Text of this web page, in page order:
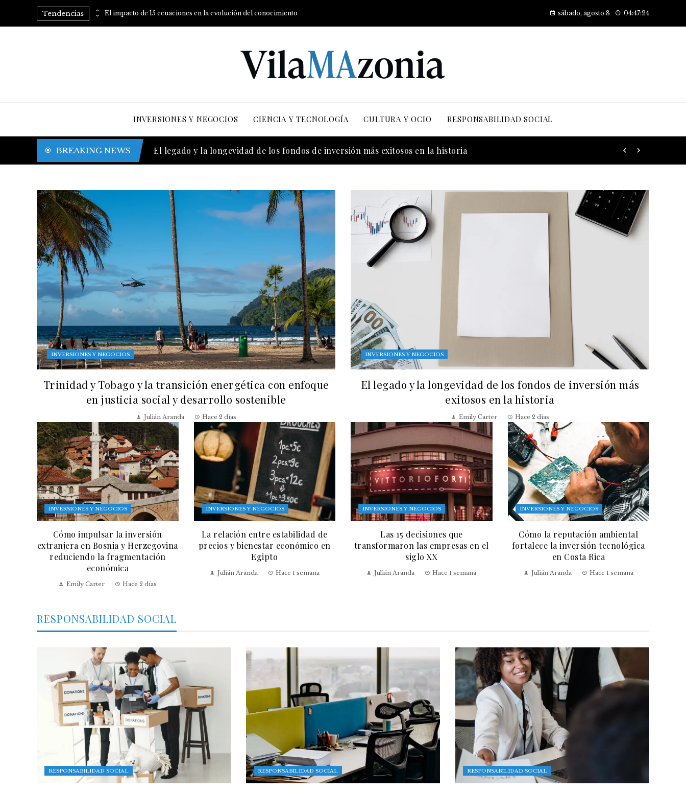
Tendencias Consejos prácticos para eliminar el azúcar añadido de tu dieta El impacto de 15 ecuaciones en la evolución del conocimiento sábado, agosto 8 04:47:26
INVERSIONES Y NEGOCIOS CIENCIA Y TECNOLOGÍA CULTURA Y OCIO RESPONSABILIDAD SOCIAL
BREAKING NEWS El legado y la longevidad de los fondos de inversión más exitosos en la historia
INVERSIONES Y NEGOCIOS
Trinidad y Tobago y la transición energética con enfoque
en justicia social y desarrollo sostenible
Julián Aranda Hace 2 días
INVERSIONES Y NEGOCIOS
El legado y la longevidad de los fondos de inversión más
exitosos en la historia
Emily Carter Hace 2 días
INVERSIONES Y NEGOCIOS
Cómo impulsar la inversión
extranjera en Bosnia y Herzegovina
reduciendo la fragmentación
económica
Emily Carter Hace 2 días
INVERSIONES Y NEGOCIOS
La relación entre estabilidad de
precios y bienestar económico en
Egipto
Julián Aranda Hace 1 semana
INVERSIONES Y NEGOCIOS
Las 15 decisiones que
transformaron las empresas en el
siglo XX
Julián Aranda Hace 1 semana
INVERSIONES Y NEGOCIOS
Cómo la reputación ambiental
fortalece la inversión tecnológica
en Costa Rica
Julián Aranda Hace 1 semana
RESPONSABILIDAD SOCIAL
RESPONSABILIDAD SOCIAL RESPONSABILIDAD SOCIAL RESPONSABILIDAD SOCIAL